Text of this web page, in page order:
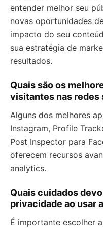
entender melhor seu
novas oportunidades
impacto do seu
sua estratégia de
resultados.
Quais são os
visitantes nas redes
Alguns dos melhores
Instagram, Profile
Post Inspector para
oferecem recursos
analytics.
Quais cuidados
privacidade ao usar
É importante escolher